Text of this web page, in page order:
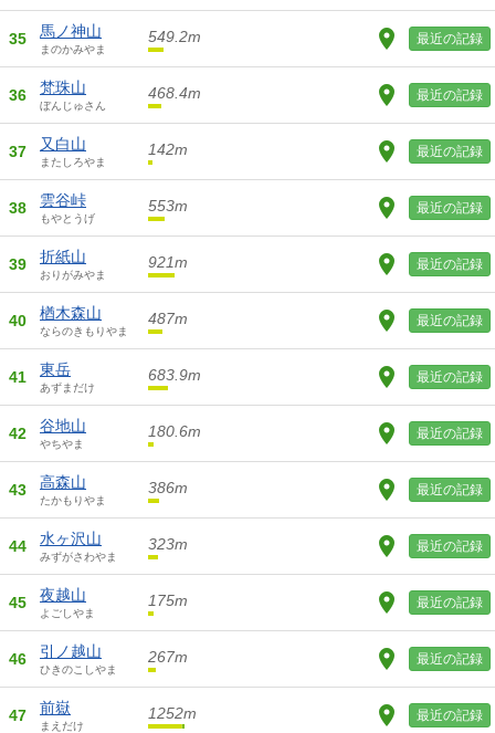
35 馬ノ神山
まのかみやま
549.2m 最近の記録
36 梵珠山
ぼんじゅさん
468.4m 最近の記録
37 又白山
またしろやま
142m 最近の記録
38 雲谷峠
もやとうげ
553m 最近の記録
39 折紙山
おりがみやま
921m 最近の記録
40 楢木森山
ならのきもりやま
487m 最近の記録
41 東岳
あずまだけ
683.9m 最近の記録
42 谷地山
やちやま
180.6m 最近の記録
43 高森山
たかもりやま
386m 最近の記録
44 水ヶ沢山
みずがさわやま
323m 最近の記録
45 夜越山
よごしやま
175m 最近の記録
46 引ノ越山
ひきのこしやま
267m 最近の記録
47 前嶽
まえだけ
1252m 最近の記録